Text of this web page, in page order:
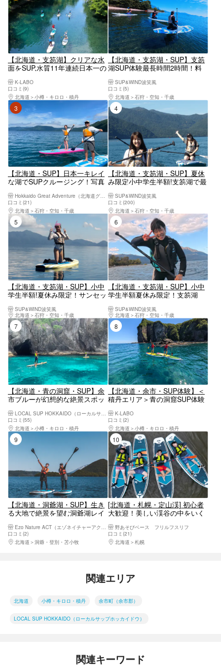
【北海道・支笏湖】クリアな水
面をSUP,水質11年連続日本一の
GOPRO 11で写真撮影＆写真プ
レゼント付き♪
K-LABO
口コミ(9)
北海道
小樽・キロロ・積丹
【北海道・支笏湖・SUP】支笏
湖SUP体験最長時間2時間！料
常駐!写真データ付き！初心者大
歓迎1名様でのご参加OK！透明
度の高さに感動！
SUP&WIND波笑風
口コミ(5)
北海道
石狩・空知・千歳
3位
【北海道・SUP】日本一キレイ
な湖でSUPクルージング！写真
ル）初心者でも安心！
口コミ(21)
北海道
石狩・空知・千歳
4位
【北海道・支笏湖・SUP】夏休
み限定小中学生半額!支笏湖で最
みで安心◎WFR所持ガイド常
駐！Insta 360 Ace Proによる動
画無料プレゼント！
SUP&WIND波笑風
口コミ(200)
北海道
石狩・空知・千歳
5位
【北海道・支笏湖・SUP】小中
学生半額!夏休み限定！サンセッ
ール込みで安心◎WFR所持ガイ
ド常駐！Insta 360 Ace Pro動画
無料プレゼント！
SUP&WIND波笑風
北海道
石狩・空知・千歳
6位
【北海道・支笏湖・SUP】小中
学生半額夏休み限定！支笏湖
込みで安心◎WFR所持常駐!写
真データ付き！初心者大歓迎1
名様でのご参加OK！透明度の高
さに感動！
SUP&WIND波笑風
北海道
石狩・空知・千歳
7位
【北海道・青の洞窟・SUP】余
市ブルーが幻想的な絶景スポッ
シュノーケルレンタル無料！女
子旅・カップルファミリーに人
気！
LOCAL SUP HOKKAIDO（ローカルサップホッカイドウ）
口コミ(55)
北海道
小樽・キロロ・積丹
8位
【北海道・余市・SUP体験】＜
積丹エリア＞青の洞窟SUP体験
た写真プレゼント！＞
K-LABO
口コミ(2)
北海道
小樽・キロロ・積丹
【北海道・洞爺湖・SUP】生き
る大地で絶景を望む洞爺湖レイ
口コミ(2)
北海道
洞爺・登別・苫小牧
10位
[北海道・札幌・定山渓] 初心者
大歓迎！美しい渓谷の中をいく
焼きマシュマロ付き)
野あそびベース フリルフスリフ
口コミ(21)
北海道
札幌
関連エリア
北海道 小樽・キロロ・積丹 余市町（余市郡）
LOCAL SUP HOKKAIDO（ローカルサップホッカイドウ）
関連キーワード